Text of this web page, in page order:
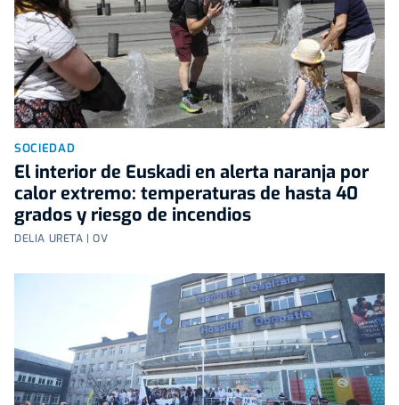
SOCIEDAD
El interior de Euskadi en alerta naranja por
calor extremo: temperaturas de hasta 40
grados y riesgo de incendios
DELIA URETA | OV